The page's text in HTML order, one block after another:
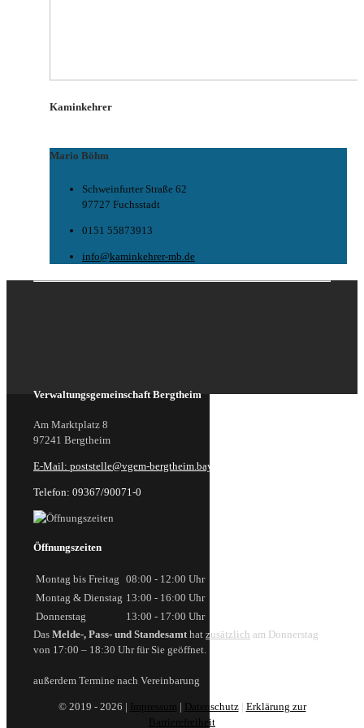
Kaminkehrer
Mario Böhm
Schweinfurter Straße 62
97727 Fuchsstadt
0151 55873913
info@kaminkehrer-mb.de
Verwaltungsgemeinschaft Bergtheim
Am Marktplatz 8
97241 Bergtheim
E-Mail: poststelle@vgem-bergtheim.bayern.de
Telefon: 09367/90071-0
Öffnungszeiten
Montag bis Freitag 08:00 - 12:00 Uhr
Montag & Dienstag 13:00 - 16:00 Uhr
Donnerstag
13:00 - 17:00 Uhr
Das Melde-, Pass- und Standesamthat zusätzlich am Donnerstag
von 17:00 – 18:30 Uhr für Sie geöffnet.
außerdem Termine nach Vereinbarung
© 2019 - 2026 | Impressum | Datenschutz| Erklärung zur
Barrierefreiheit